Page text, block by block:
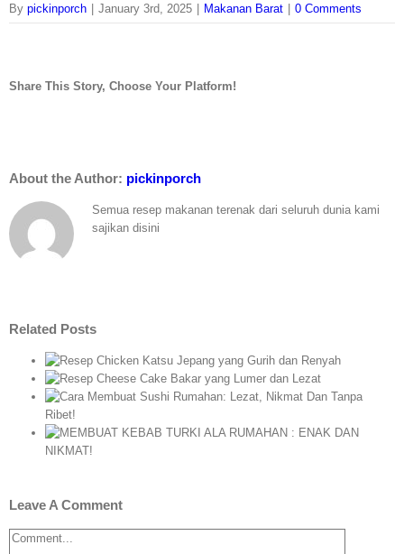
By pickinporch January 3rd, 2025 Makanan Barat 0 Comments
Share This Story, Choose Your Platform!
About the Author: pickinporch
Semua resep makanan terenak dari seluruh dunia kami
sajikan disini
Related Posts
Leave A Comment
Comment